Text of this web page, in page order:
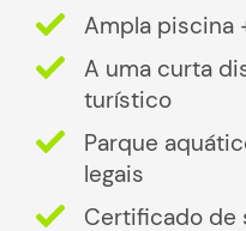
Ampla piscina
A uma curta
turístico
Parque
legais
Certificado de